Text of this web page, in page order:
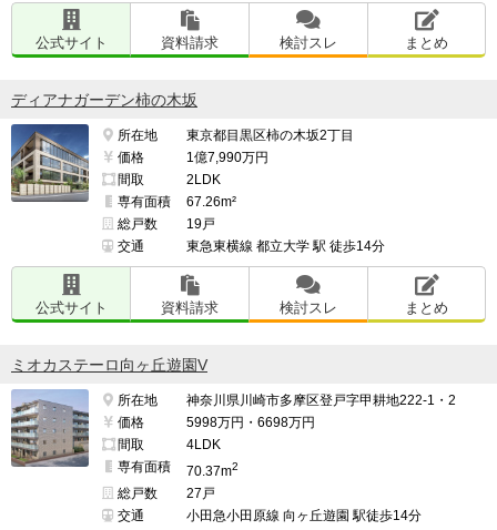
公式サイト 資料請求 検討スレ まとめ
ディアナガーデン柿の木坂
所在地
東京都目黒区柿の木坂2丁目
価格
1億7,990万円
間取
2LDK
専有面積
67.26m²
総戸数
19戸
交通
東急東横線 都立大学 駅 徒歩14分
公式サイト 資料請求 検討スレ まとめ
ミオカステーロ向ヶ丘遊園V
所在地
神奈川県川崎市多摩区登戸字甲耕地222-1・2
価格
5998万円・6698万円
間取
4LDK
専有面積
70.37m2
総戸数
27戸
交通
小田急小田原線 向ヶ丘遊園 駅徒歩14分